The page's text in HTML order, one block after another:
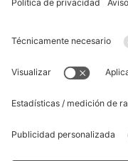
Museum
Aviso legal
Política de
Sistema de